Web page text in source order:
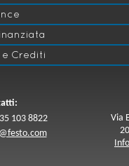
e Sviluppo
Prodotto
Crediti
103 8822
Via